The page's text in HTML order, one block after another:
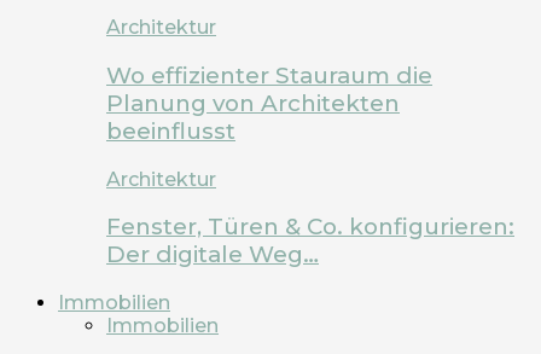
Architektur
Wo effizienter Stauraum die
Planung von Architekten
beeinflusst
Architektur
Fenster, Türen & Co. konfigurieren:
Der digitale Weg…
Immobilien
Immobilien